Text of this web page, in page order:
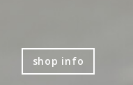
shop info